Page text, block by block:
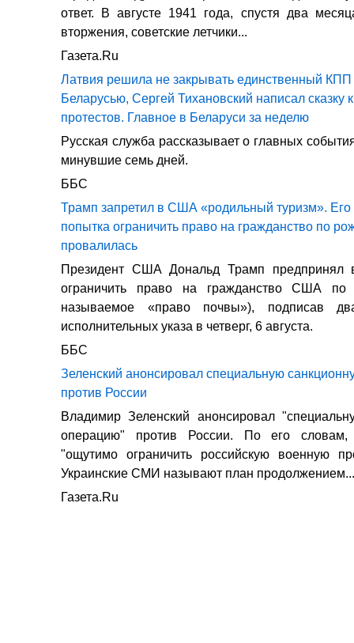
ответ. В августе 1941 года, спустя два
вторжения, советские летчики...
Газета.Ru
Латвия решила не закрывать единственный КПП
Беларусью, Сергей Тихановский написал сказку
протестов. Главное в Беларуси за неделю
Русская служба рассказывает о главных
минувшие семь дней.
ББС
Трамп запретил в США «родильный туризм».
попытка ограничить право на гражданство по
провалилась
Президент США Дональд Трамп предпринял
ограничить право на гражданство США по
называемое «право почвы»), подписав
исполнительных указа в четверг, 6 августа.
ББС
Зеленский анонсировал специальную
против России
Владимир Зеленский анонсировал
операцию" против России. По его
"ощутимо ограничить российскую военную
Украинские СМИ называют план продолжением...
Газета.Ru